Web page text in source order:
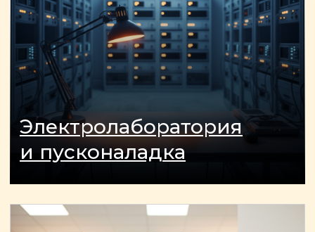
Я даю согласие на обработку
персональных данных и
соглашаюсь сполитикой
конфиденциальностисайта.
Заказать звонок